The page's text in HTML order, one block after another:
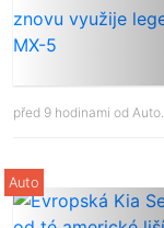
před 9 hodinami od
Auto